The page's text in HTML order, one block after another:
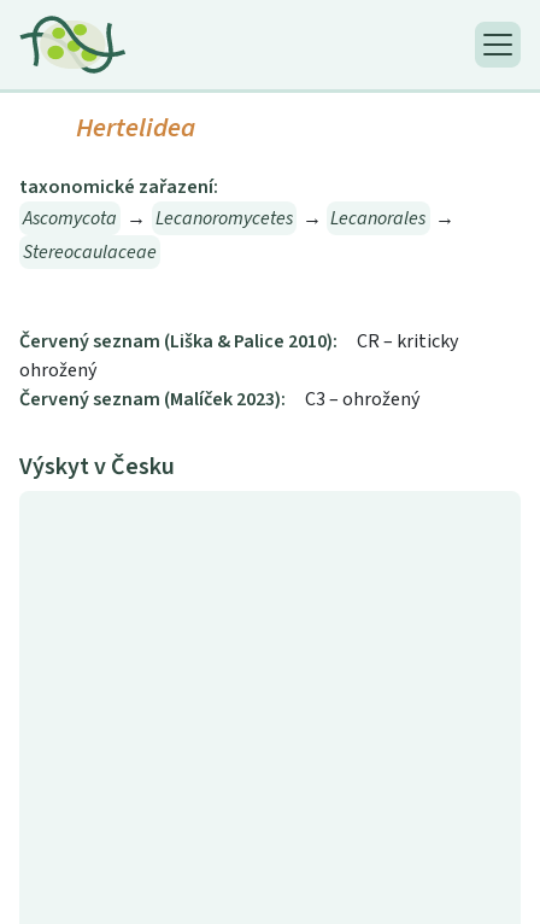
Hertelidea
taxonomické zařazení:
Ascomycota → Lecanoromycetes → Lecanorales →
Stereocaulaceae
Červený seznam (Liška & Palice 2010):
CR – kriticky
ohrožený
Červený seznam (Malíček 2023):
C3 – ohrožený
Výskyt v Česku